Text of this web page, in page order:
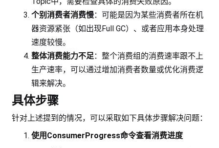
个别消费者消费慢：可能是因为某些消费者所在机
器资源紧张（如出现Full GC）、或者应用本身处理
速度较慢。
整体消费能力不足：整个消费组的消费速率跟不上
生产速率，可以通过增加消费者数量或优化消费逻
辑来解决。
具体步骤
针对上述提到的情况，可以采取如下具体步骤解决问题：
使用ConsumerProgress命令查看消费进度